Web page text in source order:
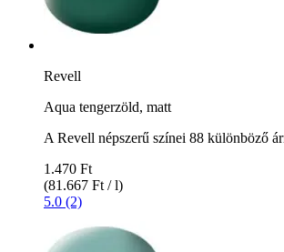
Revell
Aqua tengerzöld, matt
A Revell népszerű színei 88 különböző
1.470 Ft
(81.667 Ft / l)
5.0 (2)